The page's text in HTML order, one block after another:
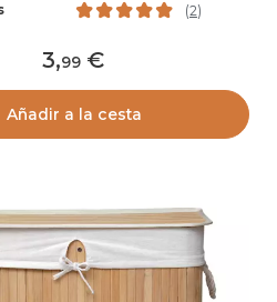
(2)
3,99
Añadir a la cesta